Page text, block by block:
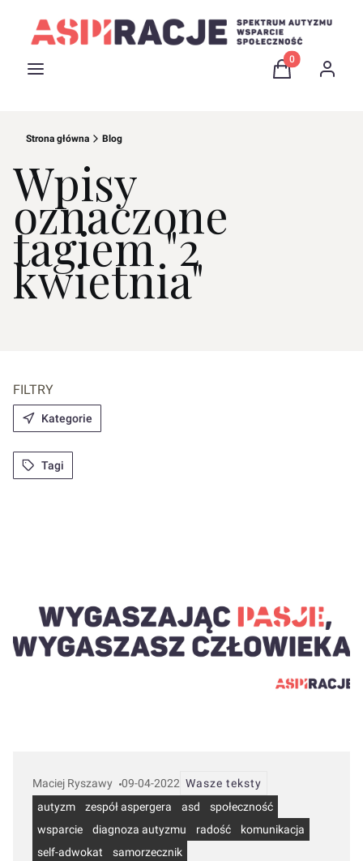
Menu Produkty w
Koszyk Zaloguj
Strona główna Blog
Wpisy
oznaczone
tagiem "2
kwietnia"
FILTRY
Kategorie
Tagi
Maciej Ryszawy 09-04-2022 Wasze teksty
autyzm
zespół aspergera asd
społeczność
wsparcie
diagnoza autyzmu radość
komunikacja
self-adwokat
samorzecznik